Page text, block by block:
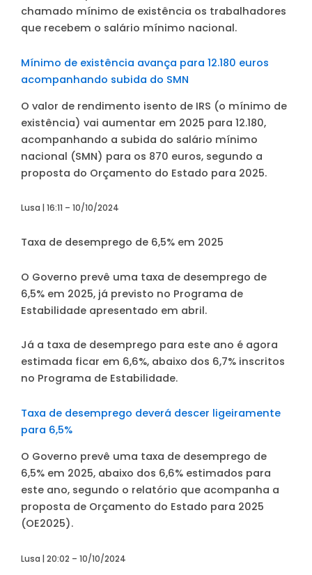
chamado mínimo de existência os trabalhadores
que recebem o salário mínimo nacional.
Mínimo de existência avança para 12.180 euros
acompanhando subida do SMN
O valor de rendimento isento de IRS (o mínimo de
existência) vai aumentar em 2025 para 12.180,
acompanhando a subida do salário mínimo
nacional (SMN) para os 870 euros, segundo a
proposta do Orçamento do Estado para 2025.
Lusa | 16:11 – 10/10/2024
Taxa de desemprego de 6,5% em 2025
O Governo prevê uma taxa de desemprego de
6,5% em 2025, já previsto no Programa de
Estabilidade apresentado em abril.
Já a taxa de desemprego para este ano é agora
estimada ficar em 6,6%, abaixo dos 6,7% inscritos
no Programa de Estabilidade.
Taxa de desemprego deverá descer ligeiramente
para 6,5%
O Governo prevê uma taxa de desemprego de
6,5% em 2025, abaixo dos 6,6% estimados para
este ano, segundo o relatório que acompanha a
proposta de Orçamento do Estado para 2025
(OE2025).
Lusa | 20:02 – 10/10/2024